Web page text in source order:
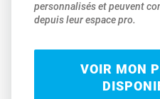
personnalisés et peuvent
depuis leur espace pro.
VOIR MON